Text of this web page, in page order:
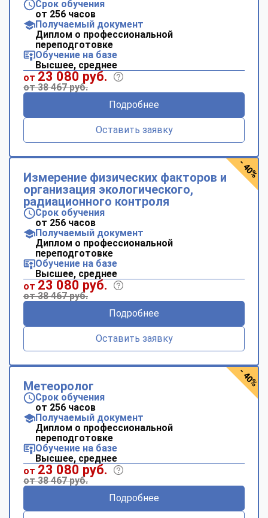
Срок обучения
от 256 часов
Получаемый документ
Диплом о профессиональной
переподготовке
Обучение на базе
Высшее, среднее
от 23 080 руб.
от 38 467 руб.
Подробнее
Оставить заявку
Измерение физических факторов и
организация экологического,
радиационного контроля
Срок обучения
от 256 часов
Получаемый документ
Диплом о профессиональной
переподготовке
Обучение на базе
Высшее, среднее
от 23 080 руб.
от 38 467 руб.
Подробнее
Оставить заявку
- 40%
Метеоролог
Срок обучения
от 256 часов
Получаемый документ
Диплом о профессиональной
переподготовке
Обучение на базе
Высшее, среднее
от 23 080 руб.
от 38 467 руб.
Подробнее
- 40%